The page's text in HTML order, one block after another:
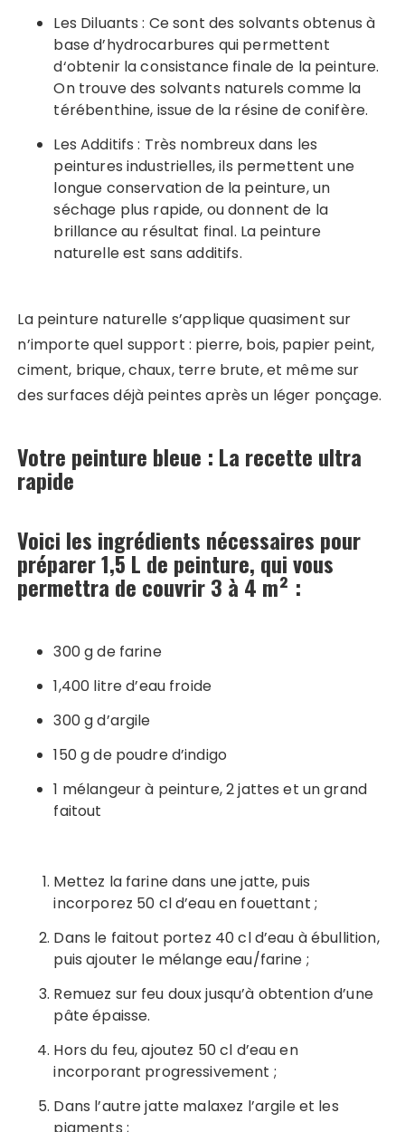
Les Diluants : Ce sont des solvants obtenus à
base d’hydrocarbures qui permettent
d‘obtenir la consistance finale de la peinture.
On trouve des solvants naturels comme la
térébenthine, issue de la résine de conifère.
Les Additifs : Très nombreux dans les
peintures industrielles, ils permettent une
longue conservation de la peinture, un
séchage plus rapide, ou donnent de la
brillance au résultat final. La peinture
naturelle est sans additifs.
La peinture naturelle s’applique quasiment sur
n’importe quel support : pierre, bois, papier peint,
ciment, brique, chaux, terre brute, et même sur
des surfaces déjà peintes après un léger ponçage.
Votre peinture bleue : La recette ultra
rapide
Voici les ingrédients nécessaires pour
préparer 1,5 L de peinture, qui vous
permettra de couvrir 3 à 4 m² :
300 g de farine
1,400 litre d’eau froide
300 g d’argile
150 g de poudre d’indigo
1 mélangeur à peinture, 2 jattes et un grand
faitout
Mettez la farine dans une jatte, puis
incorporez 50 cl d’eau en fouettant ;
Dans le faitout portez 40 cl d’eau à ébullition,
puis ajouter le mélange eau/farine ;
Remuez sur feu doux jusqu’à obtention d’une
pâte épaisse.
Hors du feu, ajoutez 50 cl d’eau en
incorporant progressivement ;
Dans l’autre jatte malaxez l’argile et les
pigments ;